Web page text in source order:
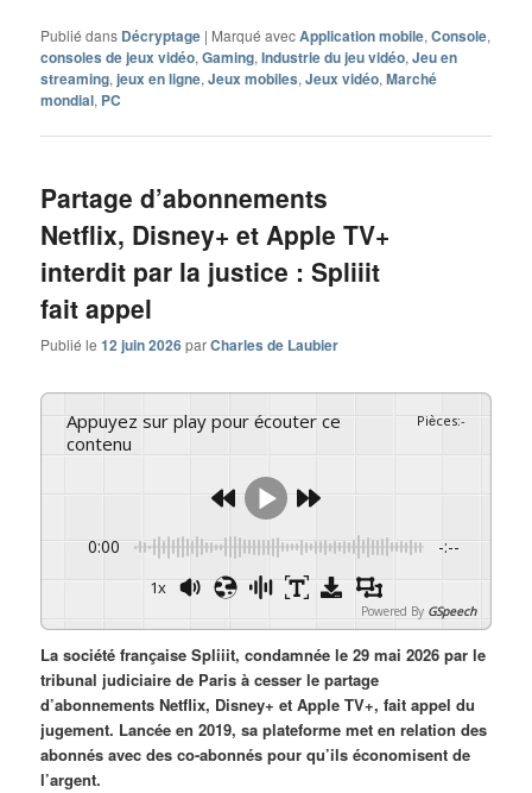
Publié dans Décryptage | Marqué avecApplication mobile,Console,
consoles de jeux vidéo,Gaming,Industrie du jeu vidéo,Jeu en
streaming,jeux en ligne,Jeux mobiles,Jeux vidéo,Marché
mondial, PC
Partage d’abonnements
Netflix, Disney+ et Apple TV+
interdit par la justice : Spliiit
fait appel
Publié le12 juin 2026parCharles de Laubier
Appuyez sur play pour écouter ce
contenu
Pièces:-
0:00 -:--
1x
Powered By GSpeech
La société française Spliiit, condamnée le 29 mai 2026 par le
tribunal judiciaire de Paris à cesser le partage
d’abonnements Netflix, Disney+ et Apple TV+, fait appel du
jugement. Lancée en 2019, sa plateforme met en relation des
abonnés avec des co-abonnés pour qu’ils économisent de
l’argent.